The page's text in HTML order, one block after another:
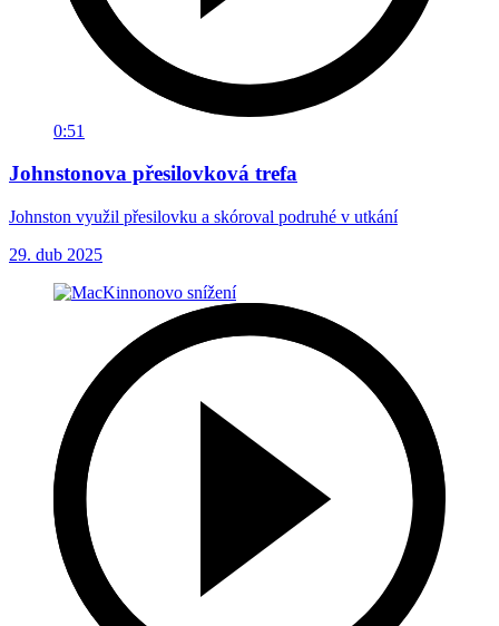
0:51
Johnstonova přesilovková trefa
Johnston využil přesilovku a skóroval podruhé v utkání
29. dub 2025